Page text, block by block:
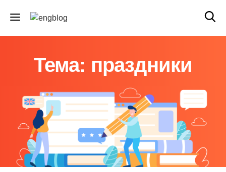
Тема: праздники